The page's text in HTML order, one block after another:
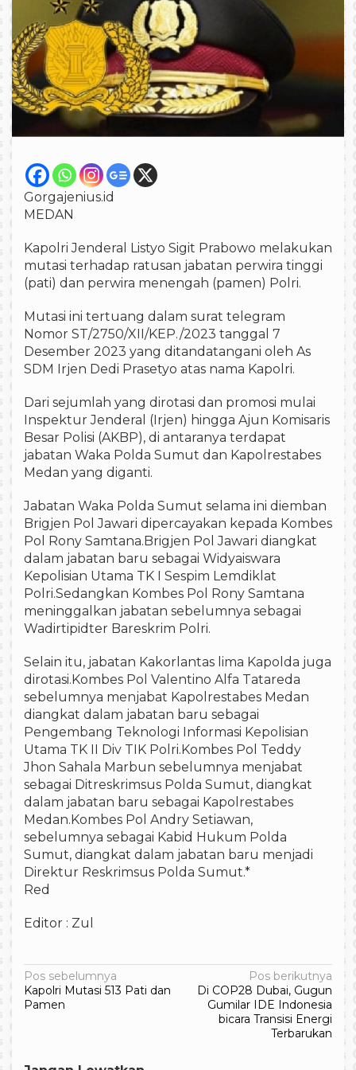
Gorgajenius.id
MEDAN
Kapolri Jenderal Listyo Sigit Prabowo melakukan
mutasi terhadap ratusan jabatan perwira tinggi
(pati) dan perwira menengah (pamen) Polri.
Mutasi ini tertuang dalam surat telegram
Nomor ST/2750/XII/KEP./2023 tanggal 7
Desember 2023 yang ditandatangani oleh As
SDM Irjen Dedi Prasetyo atas nama Kapolri.
Dari sejumlah yang dirotasi dan promosi mulai
Inspektur Jenderal (Irjen) hingga Ajun Komisaris
Besar Polisi (AKBP), di antaranya terdapat
jabatan Waka Polda Sumut dan Kapolrestabes
Medan yang diganti.
Jabatan Waka Polda Sumut selama ini diemban
Brigjen Pol Jawari dipercayakan kepada Kombes
Pol Rony Samtana.Brigjen Pol Jawari diangkat
dalam jabatan baru sebagai Widyaiswara
Kepolisian Utama TK I Sespim Lemdiklat
Polri.Sedangkan Kombes Pol Rony Samtana
meninggalkan jabatan sebelumnya sebagai
Wadirtipidter Bareskrim Polri.
Selain itu, jabatan Kakorlantas lima Kapolda juga
dirotasi.Kombes Pol Valentino Alfa Tatareda
sebelumnya menjabat Kapolrestabes Medan
diangkat dalam jabatan baru sebagai
Pengembang Teknologi Informasi Kepolisian
Utama TK II Div TIK Polri.Kombes Pol Teddy
Jhon Sahala Marbun sebelumnya menjabat
sebagai Ditreskrimsus Polda Sumut, diangkat
dalam jabatan baru sebagai Kapolrestabes
Medan.Kombes Pol Andry Setiawan,
sebelumnya sebagai Kabid Hukum Polda
Sumut, diangkat dalam jabatan baru menjadi
Direktur Reskrimsus Polda Sumut.*
Red
Editor : Zul
Navigasi
pos
Pos sebelumnya
Kapolri Mutasi 513 Pati dan
Pamen
Pos berikutnya
Di COP28 Dubai, Gugun
Gumilar IDE Indonesia
bicara Transisi Energi
Terbarukan